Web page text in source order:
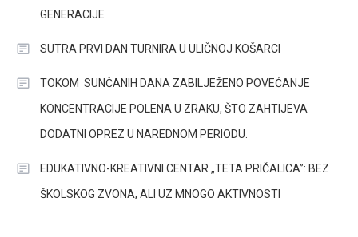
GENERACIJE
SUTRA PRVI DAN TURNIRA U ULIČNOJ KOŠARCI
TOKOM SUNČANIH DANA ZABILJEŽENO POVEĆANJE
KONCENTRACIJE POLENA U ZRAKU, ŠTO ZAHTIJEVA
DODATNI OPREZ U NAREDNOM PERIODU.
EDUKATIVNO-KREATIVNI CENTAR „TETA PRIČALICA”: BEZ
ŠKOLSKOG ZVONA, ALI UZ MNOGO AKTIVNOSTI